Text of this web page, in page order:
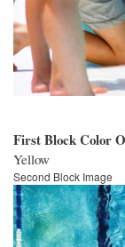
First Block Color
Yellow
Second Block Image
Bild